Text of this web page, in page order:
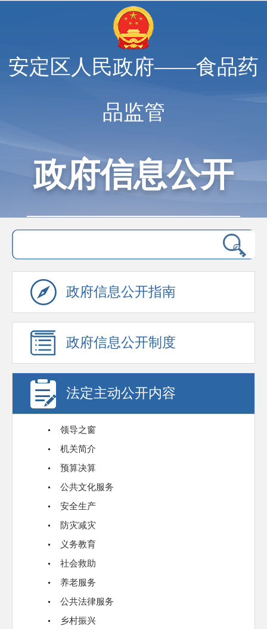
安定区人民政府——食品药
品监管
政府信息公开
政府信息公开指南
政府信息公开制度
法定主动公开内容
领导之窗
机关简介
预算决算
公共文化服务
安全生产
防灾减灾
义务教育
社会救助
养老服务
公共法律服务
乡村振兴